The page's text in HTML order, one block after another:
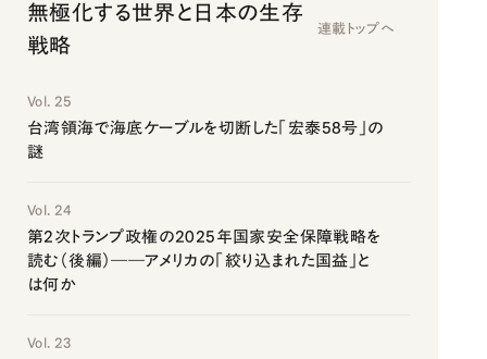
無極化する世界と日本の生存
戦略
連載トップへ
Vol. 25
台湾領海で海底ケーブルを切断した「宏泰58号」の
謎
Vol. 24
第2次トランプ政権の2025年国家安全保障戦略を
読む（後編）――アメリカの「絞り込まれた国益」と
は何か
Vol. 23